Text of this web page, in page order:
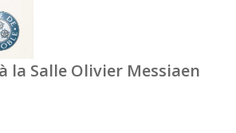
la Salle Olivier Messiaen